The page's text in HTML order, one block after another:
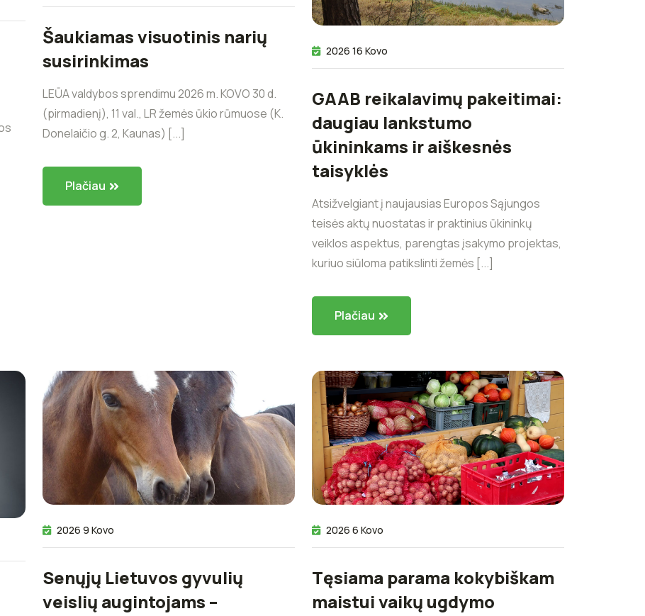
Šaukiamas visuotinis narių
susirinkimas
LEŪA valdybos sprendimu 2026 m. KOVO 30 d.
(pirmadienį), 11 val., LR žemės ūkio rūmuose (K.
Donelaičio g. 2, Kaunas) [...]
Plačiau
2026 16 Kovo
GAAB reikalavimų pakeitimai:
daugiau lankstumo
ūkininkams ir aiškesnės
taisyklės
Atsižvelgiant į naujausias Europos Sąjungos
teisės aktų nuostatas ir praktinius ūkininkų
veiklos aspektus, parengtas įsakymo projektas,
kuriuo siūloma patikslinti žemės [...]
Plačiau
2026 9 Kovo
Senųjų Lietuvos gyvulių
veislių augintojams –
2026 6 Kovo
Tęsiama parama kokybiškam
maistui vaikų ugdymo